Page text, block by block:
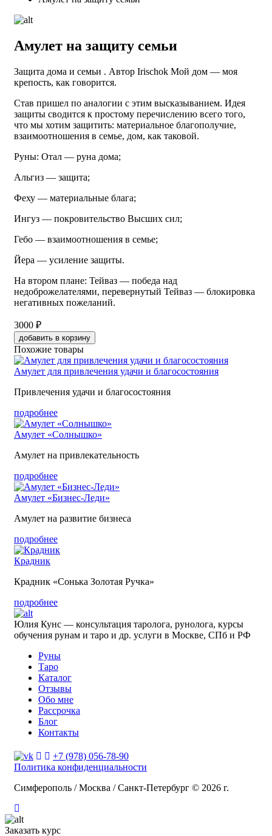
Амулет на защиту семьи
Защита дома и семьи . Автор Irischok Мой дом — моя
крепость, как говорится.
Став пришел по аналогии с этим высказыванием. Идея
защиты сводится к простому перечислению всего того,
что мы хотим защитить: материальное благополучие,
взаимоотношения в семье, дом, как таковой.
Руны: Отал — руна дома;
Альгиз — защита;
Феху — материальные блага;
Ингуз — покровительство Высших сил;
Гебо — взаимоотношения в семье;
Йера — усиление защиты.
На втором плане: Тейваз — победа над
недоброжелателями, перевернутый Тейваз — блокировка
негативных пожеланий.
3000 ₽
добавить в корзину
Похожие товары
Амулет для привлечения удачи и благосостояния
Привлечения удачи и благосостояния
подробнее
Амулет «Солнышко»
Амулет на привлекательность
подробнее
Амулет «Бизнес-Леди»
Амулет на развитие бизнеса
подробнее
Крадник
Крадник «Сонька Золотая Ручка»
подробнее
Юлия Кунс — консультация таролога, рунолога, курсы
обучения рунам и таро и др. услуги в Москве, СПб и РФ
Руны
Таро
Каталог
Отзывы
Обо мне
Рассрочка
Блог
Контакты
+7 (978) 056-78-90
Политика конфиденциальности
Симферополь / Москва / Санкт-Петербург © 2026 г.
Заказать курс